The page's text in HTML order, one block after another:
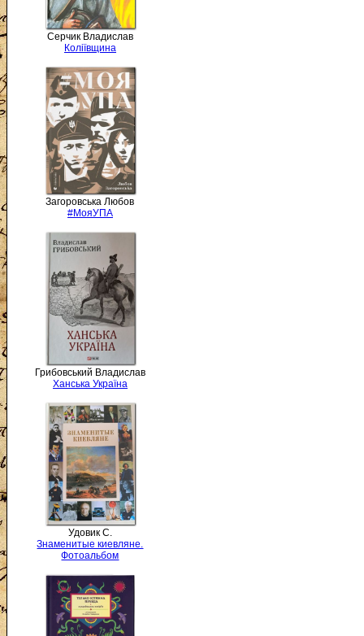
Серчик Владислав
Коліївщина
Загоровська Любов
#МояУПА
Грибовський Владислав
Ханська Україна
Удовик С.
Знаменитые киевляне.
Фотоальбом